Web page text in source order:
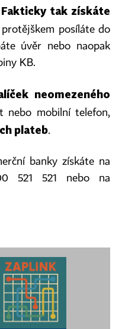
Fakticky tak získáte
posíláte do
úvěr nebo naopak
KB.
neomezeného
nebo mobilní telefon,
plateb.
banky získáte na
521 521 nebo na